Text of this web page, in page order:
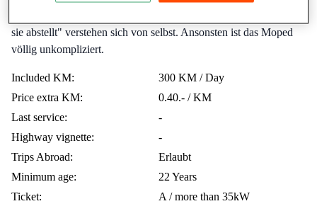
sie abstellt" verstehen sich von selbst. Ansonsten ist das Moped
völlig unkompliziert.
Included KM:
300 KM / Day
Price extra KM:
0.40.- / KM
Last service:
-
Highway vignette:
-
Trips Abroad:
Erlaubt
Minimum age:
22 Years
Ticket:
A / more than 35kW